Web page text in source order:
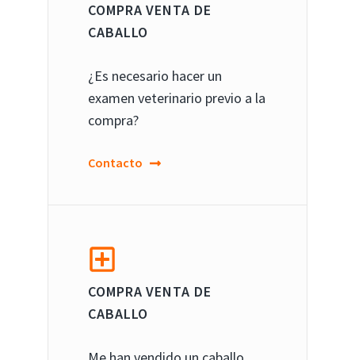
COMPRA VENTA DE
CABALLO
¿Es necesario hacer un
examen veterinario previo a la
compra?
Contacto
COMPRA VENTA DE
CABALLO